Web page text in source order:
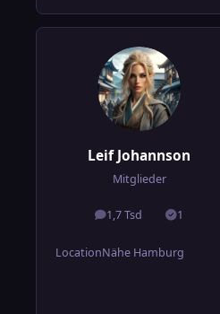
Leif Johannson
Mitglieder
1,7 Tsd
Beiträge 1
Lösungen
LocationNähe Hamburg